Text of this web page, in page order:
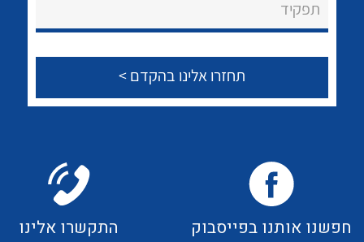
צור קשר
לכל מוצרי היצרן
תפקיד
חפשנו אותנו בפייסבוק התקשרו אלינו